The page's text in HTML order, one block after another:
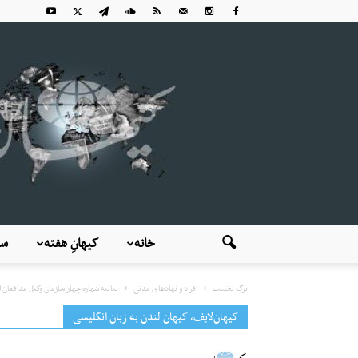
کیهانِ هفته خانه
برگ نخست افراد و نهادهای مدنی بیانیه شماره چهار سازمان وکیل مدافعان
کیهان‌لایف، کیهان لندن به زبان انگلیسی